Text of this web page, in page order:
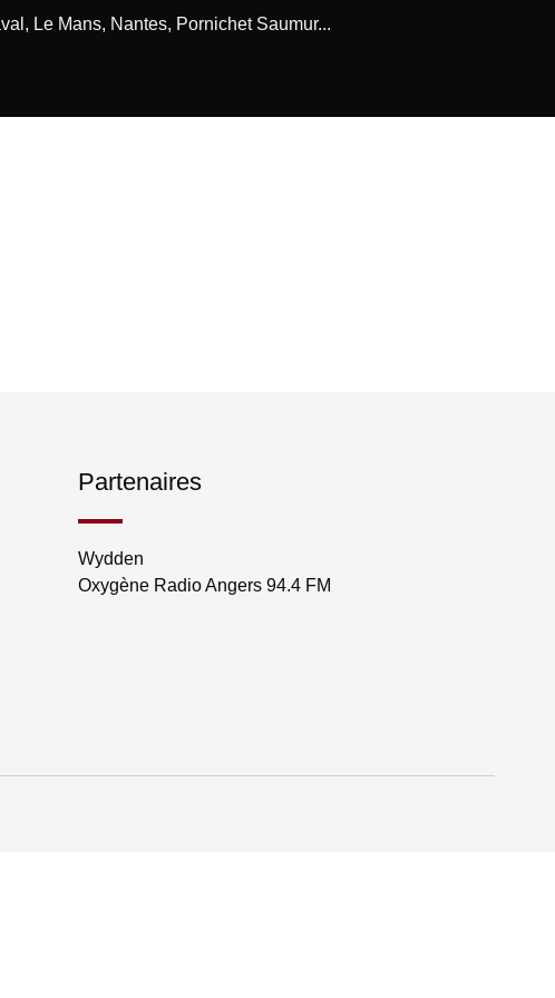
Le Mans, Nantes, Pornichet Saumur...
Partenaires
Wydden
Oxygène Radio Angers 94.4 FM